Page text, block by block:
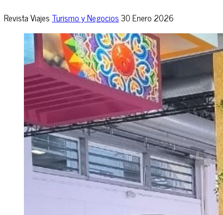
Revista Viajes Turismo y Negocios30 Enero 2026